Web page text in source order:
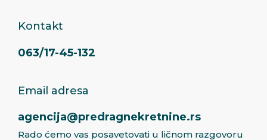
Kontakt
063/17-45-132
Email adresa
agencija@predragnekretnine.rs
Rado ćemo vas posavetovati u ličnom razgovoru